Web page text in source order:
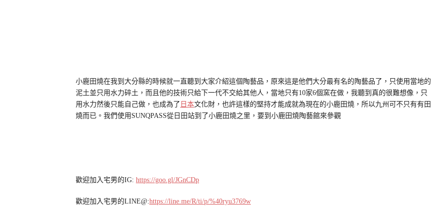
小鹿田燒在我到大分縣的時候就一直聽到大家介紹這個陶藝品，原來這是他們大分最有名的陶藝品了，只使用當地的
泥土並只用水力碎土，而且他的技術只給下一代不交給其他人，當地只有10家6個窯在做，我聽到真的很難想像，只
用水力然後只能自己做，也成為了 日本文化財，也許這樣的堅持才能成就為現在的小鹿田燒，所以九州可不只有有田
燒而已。我們使用SUNQPASS從日田站到了小鹿田燒之里，要到小鹿田燒陶藝館來參觀
歡迎加入宅男的IG: https://goo.gl/JGnCDp
歡迎加入宅男的LINE@:https://line.me/R/ti/p/%40ryu3769w